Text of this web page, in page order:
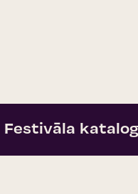
Festivāla